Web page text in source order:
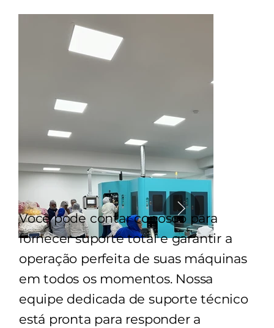
Você pode contar conosco para
fornecer suporte total e garantir a
operação perfeita de suas máquinas
em todos os momentos. Nossa
equipe dedicada de suporte técnico
está pronta para responder a